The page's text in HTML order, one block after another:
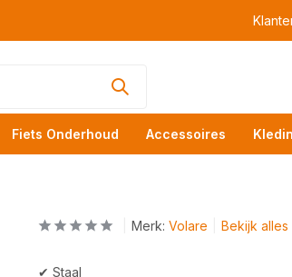
Fiets Onderhoud Accessoires
Merk: Volare Bekijk
✔ Staal